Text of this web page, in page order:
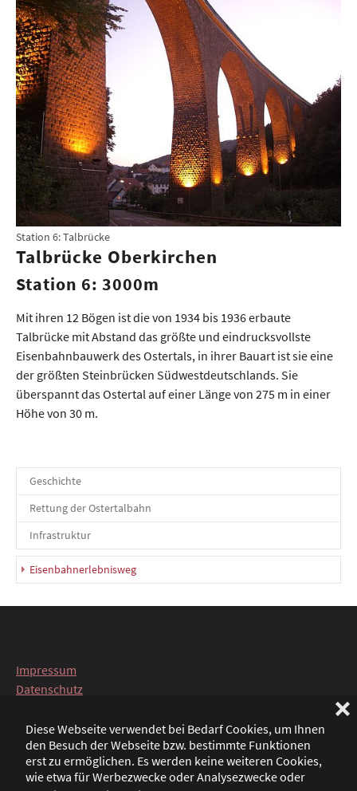
Diese Webseite verwendet bei Bedarf Cookies, um Ihnen
den Besuch der Webseite bzw. bestimmte Funktionen
erst zu ermöglichen. Es werden keine weiteren Cookies,
wie etwa für Werbezwecke oder Analysezwecke oder
❌
Station 6: Talbrücke
Talbrücke Oberkirchen
Station 6: 3000m
Mit ihren 12 Bögen ist die von 1934 bis 1936 erbaute
Talbrücke mit Abstand das größte und eindrucksvollste
Eisenbahnbauwerk des Ostertals, in ihrer Bauart ist sie eine
der größten Steinbrücken Südwestdeutschlands. Sie
überspannt das Ostertal auf einer Länge von 275 m in einer
Höhe von 30 m.
Geschichte
Rettung der Ostertalbahn
Infrastruktur
Eisenbahnerlebnisweg(current)
Impressum
Datenschutz
Backend
Intern
Deutsch